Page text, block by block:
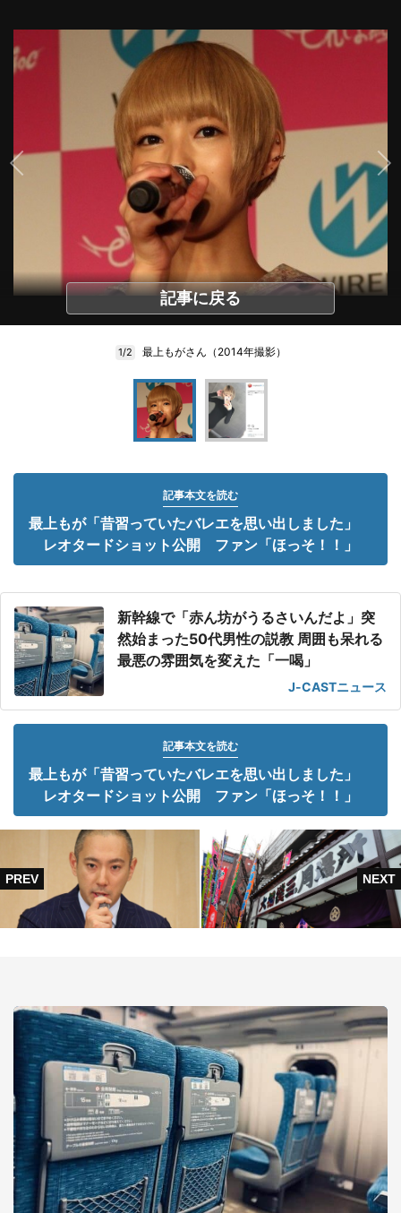
記事に戻る
1/2 最上もがさん（2014年撮影）
記事本文を読む
最上もが「昔習っていたバレエを思い出しました」
レオタードショット公開 ファン「ほっそ！！」
新幹線で「赤ん坊がうるさいんだよ」突
然始まった50代男性の説教 周囲も呆れる
最悪の雰囲気を変えた「一喝」
J-CASTニュース
記事本文を読む
最上もが「昔習っていたバレエを思い出しました」
レオタードショット公開 ファン「ほっそ！！」